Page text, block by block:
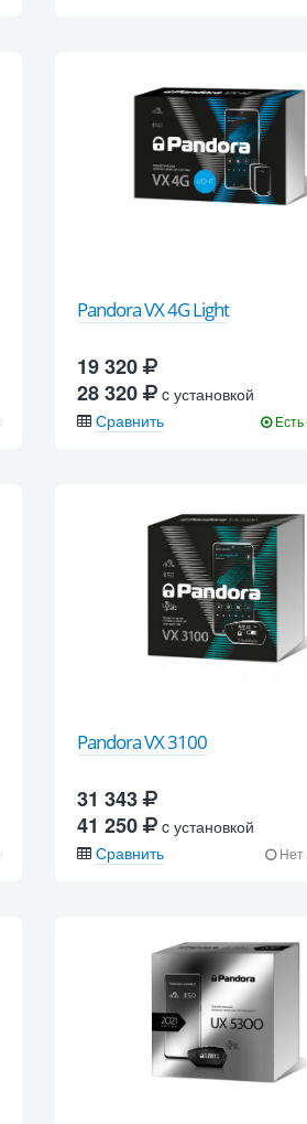
Pandora VX 4G Light
19 320
28 320
c установкой
Сравнить
Есть
Pandora VX 3100
31 343
41 250
c установкой
Сравнить
Нет